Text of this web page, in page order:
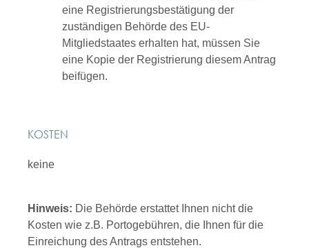
eine Registrierungsbestätigung der
zuständigen Behörde des EU-
Mitgliedstaates erhalten hat, müssen Sie
eine Kopie der Registrierung diesem Antrag
beifügen.
KOSTEN
keine
Hinweis: Die Behörde erstattet Ihnen nicht die
Kosten wie z.B. Portogebühren, die Ihnen für die
Einreichung des Antrags entstehen.